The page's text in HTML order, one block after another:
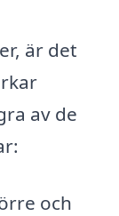
är det
av de
och